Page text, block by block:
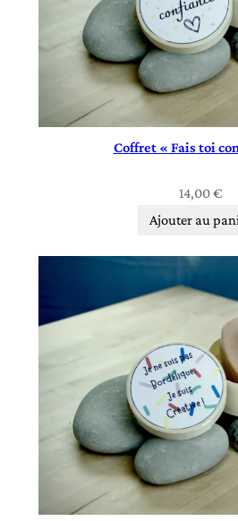
Coffret « Fais toi
14,00€
Ajouter au